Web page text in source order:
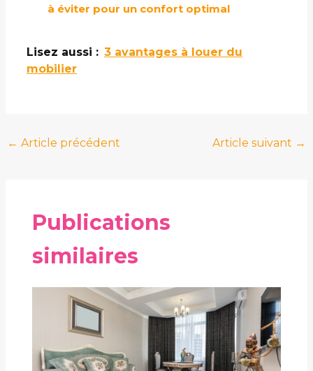
à éviter pour un confort optimal
Lisez aussi : 3 avantages à louer du
mobilier
← Article précédent Article suivant →
Publications
similaires